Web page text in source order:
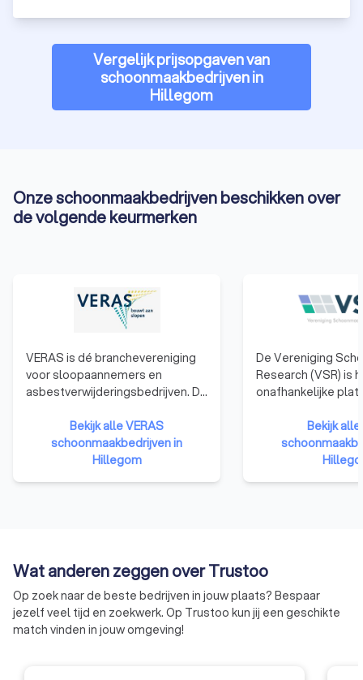
Vergelijk prijsopgaven van
schoonmaakbedrijven in
Hillegom
Onze schoonmaakbedrijven beschikken over
de volgende keurmerken
VERAS is dé branchevereniging
voor sloopaannemers en
asbestverwijderingsbedrijven. De
behartigen van de belangen van
de sloop- en
asbestverwijderingsbranche; het
informatievoorziening en
serviceverlening aan de leden en
andere partijen.
Bekijk alle VERAS
schoonmaakbedrijven in
Hillegom
De Vereniging
Research (VSR) is
onafhankelijke
Vereniging
Research (VSR)
VSR-keurmerk
Bekijk alle
Wat anderen zeggen over Trustoo
Op zoek naar de beste bedrijven in jouw plaats? Bespaar
jezelf veel tijd en zoekwerk. Op Trustoo kun jij een geschikte
match vinden in jouw omgeving!